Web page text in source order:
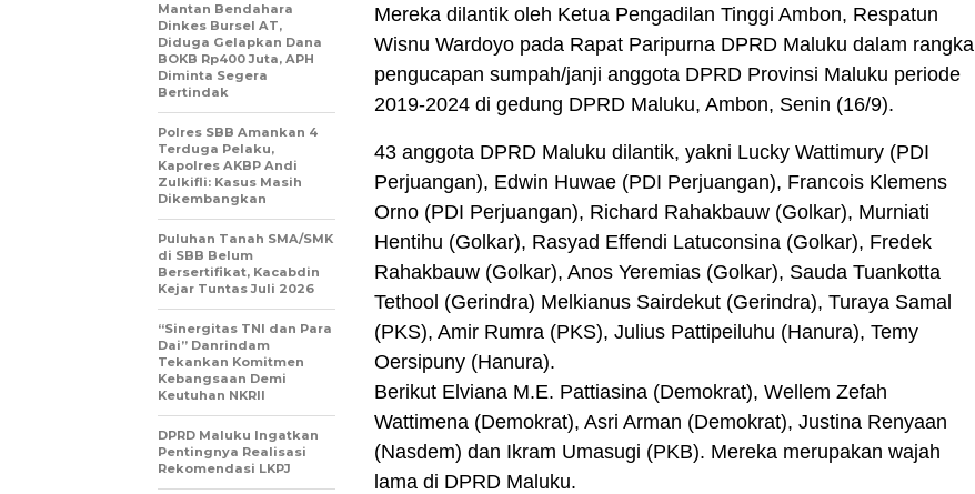
Mereka dilantik oleh Ketua Pengadilan Tinggi Ambon, Respatun
Wisnu Wardoyo pada Rapat Paripurna DPRD Maluku dalam rangka
pengucapan sumpah/janji anggota DPRD Provinsi Maluku periode
2019-2024 di gedung DPRD Maluku, Ambon, Senin (16/9).
43 anggota DPRD Maluku dilantik, yakni Lucky Wattimury (PDI
Perjuangan), Edwin Huwae (PDI Perjuangan), Francois Klemens
Orno (PDI Perjuangan), Richard Rahakbauw (Golkar), Murniati
Hentihu (Golkar), Rasyad Effendi Latuconsina (Golkar), Fredek
Rahakbauw (Golkar), Anos Yeremias (Golkar), Sauda Tuankotta
Tethool (Gerindra) Melkianus Sairdekut (Gerindra), Turaya Samal
(PKS), Amir Rumra (PKS), Julius Pattipeiluhu (Hanura), Temy
Oersipuny (Hanura).
Berikut Elviana M.E. Pattiasina (Demokrat), Wellem Zefah
Wattimena (Demokrat), Asri Arman (Demokrat), Justina Renyaan
(Nasdem) dan Ikram Umasugi (PKB). Mereka merupakan wajah
lama di DPRD Maluku.
Mantan Bendahara
Dinkes Bursel AT,
Diduga Gelapkan Dana
BOKB Rp400 Juta, APH
Diminta Segera
Bertindak
Polres SBB Amankan 4
Terduga Pelaku,
Kapolres AKBP Andi
Zulkifli: Kasus Masih
Dikembangkan
Puluhan Tanah SMA/SMK
di SBB Belum
Bersertifikat, Kacabdin
Kejar Tuntas Juli 2026
“Sinergitas TNI dan Para
Dai” Danrindam
Tekankan Komitmen
Kebangsaan Demi
Keutuhan NKRII ‎
DPRD Maluku Ingatkan
Pentingnya Realisasi
Rekomendasi LKPJ